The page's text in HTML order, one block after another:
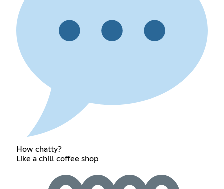
How chatty?
Like a chill coffee shop